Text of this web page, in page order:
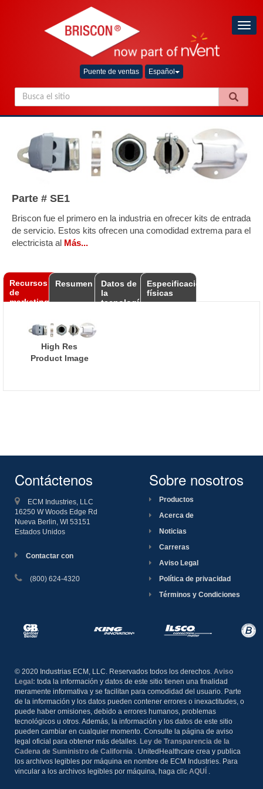
Puente de ventas Español
Parte # SE1
Briscon fue el primero en la industria en ofrecer kits de entrada
de servicio. Estos kits ofrecen una comodidad extrema para el
electricista al Más...
Recursos
de
marketing
Resumen
Datos de
la
tecnología
Especificaciones
físicas
High Res
Product Image
Contáctenos
ECM Industries, LLC
16250 W Woods Edge Rd
Nueva Berlin, WI 53151
Estados Unidos
Contactar con
(800) 624-4320
Sobre nosotros
Productos
Acerca de
Noticias
Carreras
Aviso Legal
Política de privacidad
Términos y Condiciones
© 2020 Industrias ECM, LLC. Reservados todos los derechos. Aviso
Legal: toda la información y datos de este sitio tienen una finalidad
meramente informativa y se facilitan para comodidad del usuario. Parte
de la información y los datos pueden contener errores o inexactitudes, o
puede haber omisiones, debido a errores humanos, problemas
tecnológicos u otros. Además, la información y los datos de este sitio
pueden cambiar en cualquier momento. Consulte la página de aviso
legal oficial para obtener más detalles. Ley de Transparencia de la
Cadena de Suministro de California . UnitedHealthcare crea y publica
los archivos legibles por máquina en nombre de ECM Industries. Para
vincular a los archivos legibles por máquina, haga clic AQUÍ .